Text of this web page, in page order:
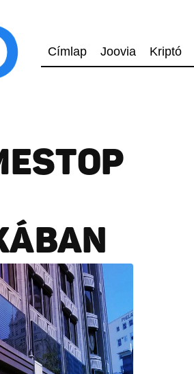
Címlap Joovia Kriptó